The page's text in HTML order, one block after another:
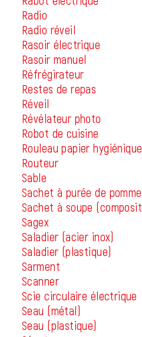
Radio
Radio réveil
Rasoir électrique
Rasoir manuel
Réfrégirateur
Restes de repas
Réveil
Révélateur photo
Robot de cuisine
Rouleau papier
Routeur
Sable
Sachet à purée de
Sachet à soupe
Sagex
Saladier (acier inox)
Saladier (plastique)
Sarment
Scanner
Scie circulaire électrique
Seau (métal)
Seau (plastique)